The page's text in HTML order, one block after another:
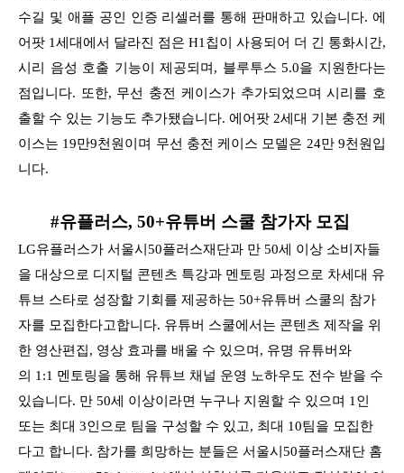
수길 및 애플 공인 인증 리셀러를 통해 판매하고 있습니다. 에
어팟 1세대에서 달라진 점은 H1칩이 사용되어 더 긴 통화시간,
시리 음성 호출 기능이 제공되며, 블루투스 5.0을 지원한다는
점입니다. 또한, 무선 충전 케이스가 추가되었으며 시리를 호
출할 수 있는 기능도 추가됐습니다. 에어팟 2세대 기본 충전 케
이스는 19만9천원이며 무선 충전 케이스 모델은 24만 9천원입
니다.
#유플러스, 50+유튜버 스쿨 참가자 모집
LG유플러스가 서울시50플러스재단과 만 50세 이상 소비자들
을 대상으로 디지털 콘텐츠 특강과 멘토링 과정으로 차세대 유
튜브 스타로 성장할 기회를 제공하는 50+유튜버 스쿨의 참가
자를 모집한다고합니다. 유튜버 스쿨에서는 콘텐츠 제작을 위
한 영산편집, 영상 효과를 배울 수 있으며, 유명 유튜버와
의 1:1 멘토링을 통해 유튜브 채널 운영 노하우도 전수 받을 수
있습니다. 만 50세 이상이라면 누구나 지원할 수 있으며 1인
또는 최대 3인으로 팀을 구성할 수 있고, 최대 10팀을 모집한
다고 합니다. 참가를 희망하는 분들은 서울시50플러스재단 홈